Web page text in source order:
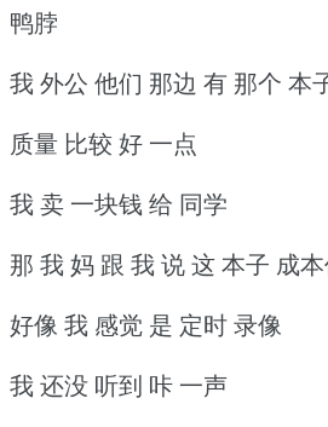
鸭脖
我 外公 他们 那边 有 那个 本
质量 比较 好 一点
我 卖 一块钱 给 同学
那 我 妈 跟 我 说 这 本子 成
好像 我 感觉 是 定时 录像
我 还没 听到 咔 一声